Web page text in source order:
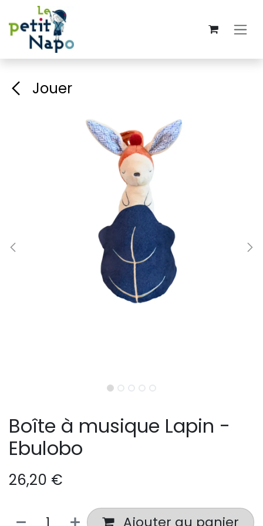
Se rendre au contenu
Jouer
Boîte à musique Lapin -
Ebulobo
26,20 €
Ajouter au panier